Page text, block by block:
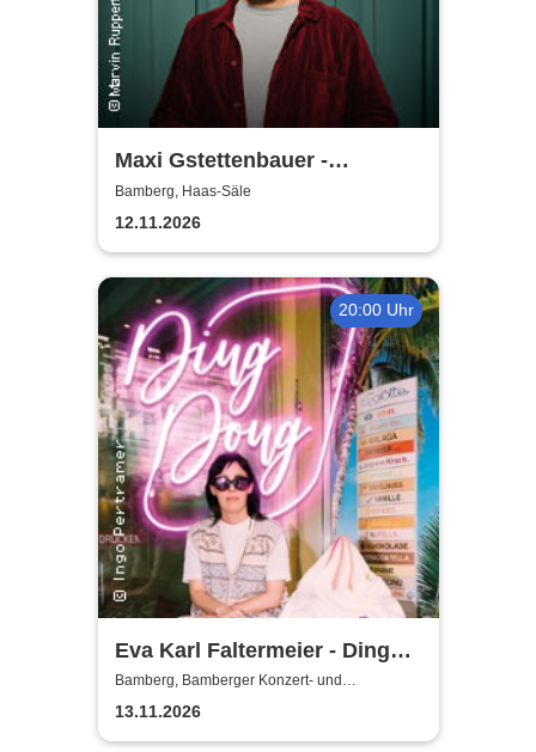
Maxi Gstettenbauer -
KOMPLETT ABSURD
Bamberg, Haas-Säle
12.11.2026
20:00 Uhr
Eva Karl Faltermeier - Ding
Dong
Bamberg, Bamberger Konzert- und
Kongresshalle (Hegelsaal)
13.11.2026